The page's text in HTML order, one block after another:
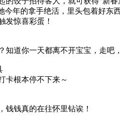
今年的拿手绝活，里头包着好东
发惊喜彩蛋！
知道你一天都离不开宝宝，走吧
卡根本停不下来～
钱钱真的在往怀里钻诶！